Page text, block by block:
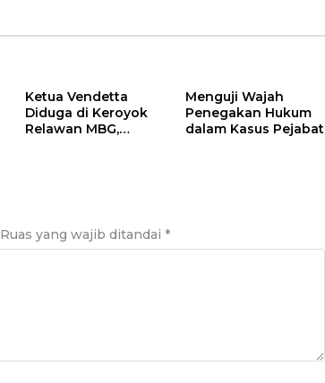
Ketua Vendetta
Diduga di Keroyok
Relawan MBG,
Menguji Wajah
Penegakan Hukum
dalam Kasus Pejabat
Ruas yang wajib ditandai *